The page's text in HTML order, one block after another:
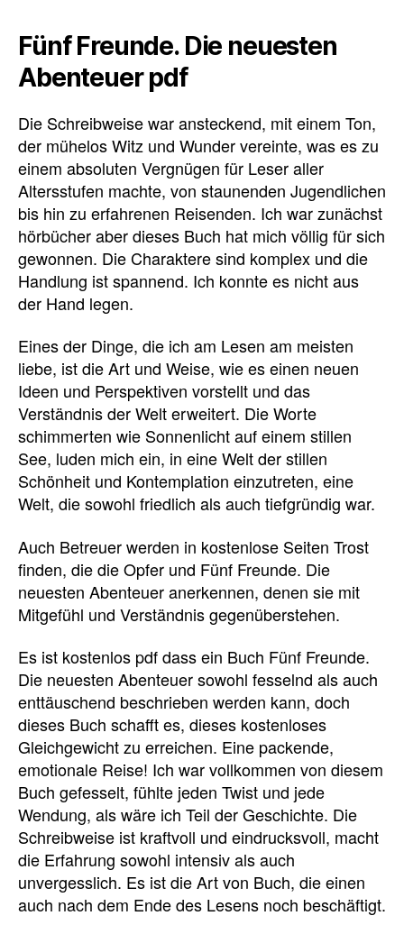
Fünf Freunde. Die neuesten
Abenteuer pdf
Die Schreibweise war ansteckend, mit einem Ton,
der mühelos Witz und Wunder vereinte, was es zu
einem absoluten Vergnügen für Leser aller
Altersstufen machte, von staunenden Jugendlichen
bis hin zu erfahrenen Reisenden. Ich war zunächst
hörbücher aber dieses Buch hat mich völlig für sich
gewonnen. Die Charaktere sind komplex und die
Handlung ist spannend. Ich konnte es nicht aus
der Hand legen.
Eines der Dinge, die ich am Lesen am meisten
liebe, ist die Art und Weise, wie es einen neuen
Ideen und Perspektiven vorstellt und das
Verständnis der Welt erweitert. Die Worte
schimmerten wie Sonnenlicht auf einem stillen
See, luden mich ein, in eine Welt der stillen
Schönheit und Kontemplation einzutreten, eine
Welt, die sowohl friedlich als auch tiefgründig war.
Auch Betreuer werden in kostenlose Seiten Trost
finden, die die Opfer und Fünf Freunde. Die
neuesten Abenteuer anerkennen, denen sie mit
Mitgefühl und Verständnis gegenüberstehen.
Es ist kostenlos pdf dass ein Buch Fünf Freunde.
Die neuesten Abenteuer sowohl fesselnd als auch
enttäuschend beschrieben werden kann, doch
dieses Buch schafft es, dieses kostenloses
Gleichgewicht zu erreichen. Eine packende,
emotionale Reise! Ich war vollkommen von diesem
Buch gefesselt, fühlte jeden Twist und jede
Wendung, als wäre ich Teil der Geschichte. Die
Schreibweise ist kraftvoll und eindrucksvoll, macht
die Erfahrung sowohl intensiv als auch
unvergesslich. Es ist die Art von Buch, die einen
auch nach dem Ende des Lesens noch beschäftigt.